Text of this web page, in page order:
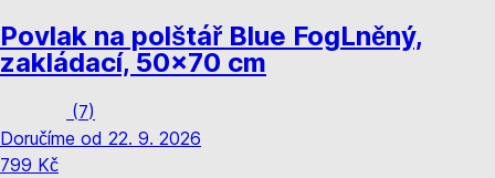
Povlak na polštář Blue FogLněný,
zakládací, 50x70 cm
(7)
Doručíme od 22. 9. 2026
799 Kč